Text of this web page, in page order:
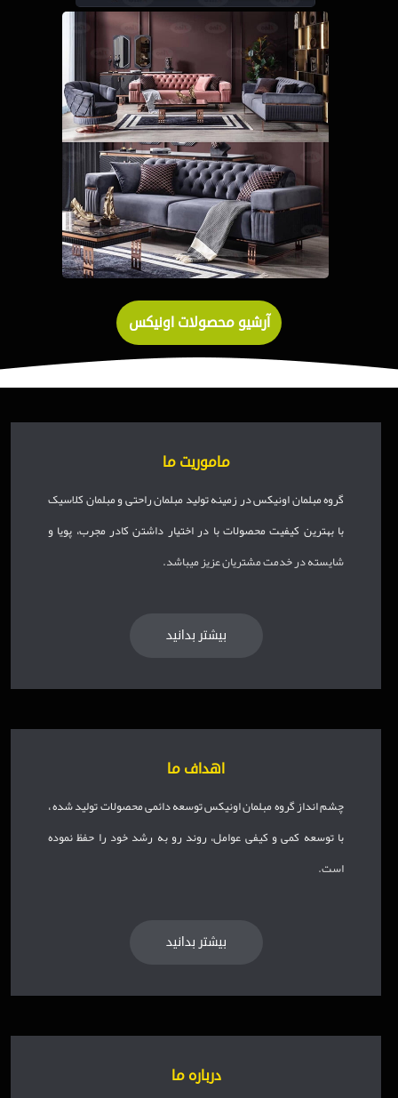
مبل هرواک
مشاهده
آرشیو محصولات اونیکس
ماموریت ما
گروه مبلمان اونیکس در زمینه تولید مبلمان راحتی و مبلمان کلاسیک
با بهترین کیفیت محصولات با در اختیار داشتن کادر مجرب، پویا و
شایسته در خدمت مشتریان عزیز میباشد.
بیشتر بدانید
اهداف ما
چشم انداز گروه مبلمان اونیکس توسعه دائمی محصولات تولید شده ،
با توسعه کمی و کیفی عوامل، روند رو به رشد خود را حفظ نموده
است.
بیشتر بدانید
درباره ما